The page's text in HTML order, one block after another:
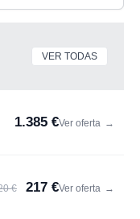
VER TODAS
1.385 €Ver oferta →
€ 217 €Ver oferta →